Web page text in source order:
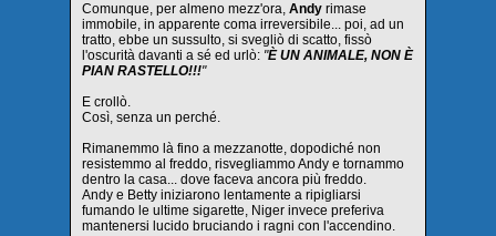
Comunque, per almeno mezz'ora, Andy rimase
immobile, in apparente coma irreversibile... poi, ad un
tratto, ebbe un sussulto, si svegliò di scatto, fissò
l'oscurità davanti a sé ed urlò: "È UN ANIMALE, NON È
PIAN RASTELLO!!!"
E crollò.
Così, senza un perché.
Rimanemmo là fino a mezzanotte, dopodiché non
resistemmo al freddo, risvegliammo Andy e tornammo
dentro la casa... dove faceva ancora più freddo.
Andy e Betty iniziarono lentamente a ripigliarsi
fumando le ultime sigarette, Niger invece preferiva
mantenersi lucido bruciando i ragni con l'accendino.